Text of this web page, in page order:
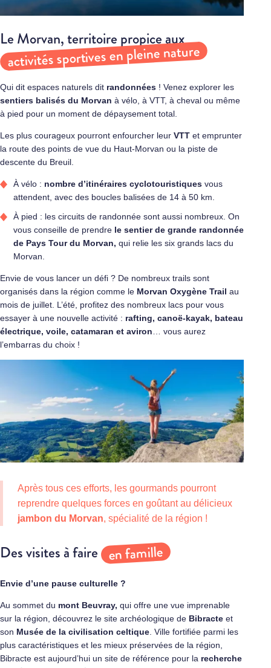
Le Morvan, territoire propice aux
activités sportives en pleine nature
Qui dit espaces naturels dit randonnées ! Venez explorer les
sentiers balisés du Morvan à vélo, à VTT, à cheval ou même
à pied pour un moment de dépaysement total.
Les plus courageux pourront enfourcher leur VTT et emprunter
la route des points de vue du Haut-Morvan ou la piste de
descente du Breuil.
À vélo : nombre d’itinéraires cyclotouristiques vous
attendent, avec des boucles balisées de 14 à 50 km.
À pied : les circuits de randonnée sont aussi nombreux. On
vous conseille de prendre le sentier de grande randonnée
de Pays Tour du Morvan, qui relie les six grands lacs du
Morvan.
Envie de vous lancer un défi ? De nombreux trails sont
organisés dans la région comme le Morvan Oxygène Trail au
mois de juillet. L’été, profitez des nombreux lacs pour vous
essayer à une nouvelle activité : rafting, canoë-kayak, bateau
électrique, voile, catamaran et aviron … vous aurez
l’embarras du choix !
Après tous ces efforts, les gourmands pourront
reprendre quelques forces en goûtant au délicieux
jambon du Morvan, spécialité de la région !
Des visites à faire en famille
Envie d’une pause culturelle ?
Au sommet du mont Beuvray, qui offre une vue imprenable
sur la région, découvrez le site archéologique de Bibracte et
son Musée de la civilisation celtique . Ville fortifiée parmi les
plus caractéristiques et les mieux préservées de la région,
Bibracte est aujourd’hui un site de référence pour la recherche